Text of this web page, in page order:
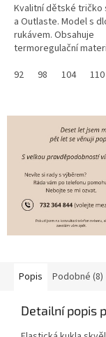
Kvalitní dětské tričko
a Outlaste. Model s
rukávem. Obsahuje
termoregulační
vhodný do chladného
92 98 104 110
Popis Podobné (8)
Detailní popis